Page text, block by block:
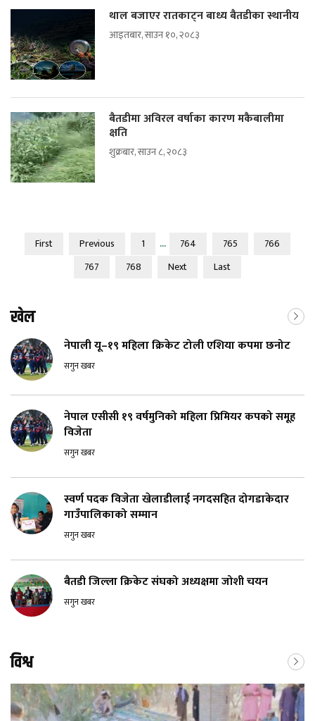
थाल बजाएर रातकाट्न बाध्य बैतडीका स्थानीय
आइतबार, साउन १०, २०८३
बैतडीमा अविरल वर्षाका कारण मकैबालीमा
क्षति
शुक्रबार, साउन ८, २०८३
First Previous 1 ... 764 765
766
767
768 Next Last
खेल
नेपाली यू–१९ महिला क्रिकेट टोली एशिया कपमा छनोट
सगुन खबर
नेपाल एसीसी १९ वर्षमुनिको महिला प्रिमियर कपको समूह
विजेता
सगुन खबर
स्वर्ण पदक विजेता खेलाडीलाई नगदसहित दोगडाकेदार
गाउँपालिकाको सम्मान
सगुन खबर
बैतडी जिल्ला क्रिकेट संघको अध्यक्षमा जोशी चयन
सगुन खबर
विश्व